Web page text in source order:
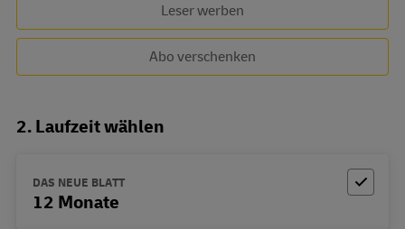
Leser werben
Abo verschenken
2. Laufzeit wählen
DAS NEUE BLATT
12 Monate